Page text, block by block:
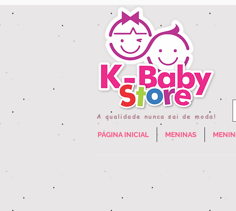
A qualidade nunca sai de moda!
PÁGINA INICIAL MENINAS